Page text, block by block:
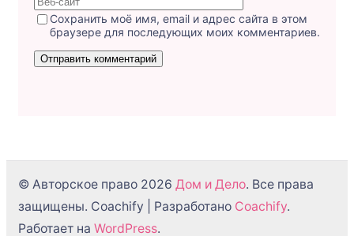
Сохранить моё имя, email и адрес сайта в этом
браузере для последующих моих комментариев.
© Авторское право 2026 Дом и Дело. Все права
защищены. Coachify | Разработано Coachify.
Работает на WordPress.